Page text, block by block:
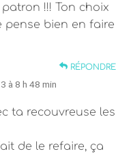
!!! Ton choix
pense bien en faire
RÉPONDRE
à 8 h 48 min
ta recouvreuse les
de le refaire, ça